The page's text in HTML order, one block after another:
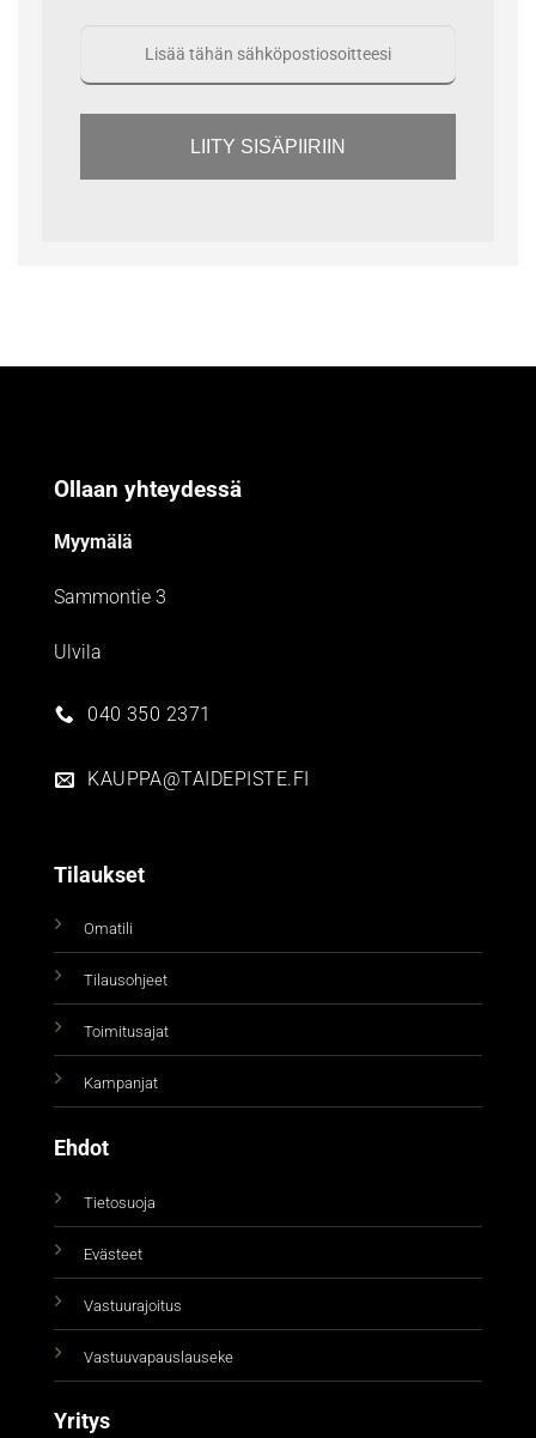
LIITY SISÄPIIRIIN
Ollaan yhteydessä
Myymälä
Sammontie 3
Ulvila
040 350 2371
KAUPPA@TAIDEPISTE.FI
Tilaukset
Omatili
Tilausohjeet
Toimitusajat
Kampanjat
Ehdot
Tietosuoja
Evästeet
Vastuurajoitus
Vastuuvapauslauseke
Yritys